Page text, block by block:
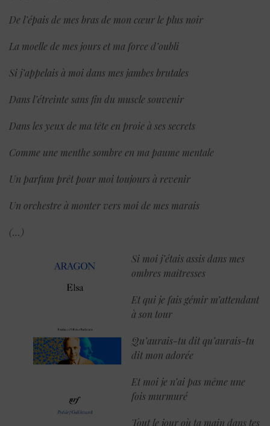
De l’épais de mes bras de mon cœur le plus noir
La moelle de mes jours et ma force d’oubli
Si j’appelais à moi dans mes jambes brutales
Dans l’étreinte sans fin du muscle souvenir
Dans les yeux de ma tête en proie à ses secrets
Comme une menthe sombre en ma paume mentale
Un parfum prêt pour moi toujours à revenir
Un orchestre à monter vers moi de mes marais
(…)
Si moi j’étais assis dans mes
ombres maîtresses
Et qui je fais gémir m’attendant
à son tour
Qu’aurais-tu dit qu’aurais-tu
dit mon adorée
Et moi je n’ai pas même une
fois murmuré
Tout le jour où ta main dans tes